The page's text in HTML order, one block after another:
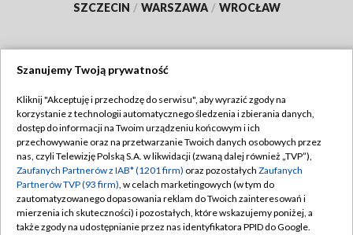
SZCZECIN / WARSZAWA / WROCŁAW
TVP
Abonament TVP
Emisja w TVP
Centrum informacji TVP
Naziemna Telewizja Cyfrowa
Regulamin TVP
Polityka prywatności
Moje zgody
Pomoc
Szanujemy Twoją prywatność
Kliknij "Akceptuję i przechodzę do serwisu", aby wyrazić zgody na
korzystanie z technologii automatycznego śledzenia i zbierania danych,
dostęp do informacji na Twoim urządzeniu końcowym i ich
przechowywanie oraz na przetwarzanie Twoich danych osobowych przez
nas, czyli Telewizję Polską S.A. w likwidacji (zwaną dalej również „TVP”),
Zaufanych Partnerów z IAB* (1201 firm) oraz pozostałych Zaufanych
Partnerów TVP (93 firm), w celach marketingowych (w tym do
zautomatyzowanego dopasowania reklam do Twoich zainteresowań i
mierzenia ich skuteczności) i pozostałych, które wskazujemy poniżej, a
także zgody na udostępnianie przez nas identyfikatora PPID do Google.